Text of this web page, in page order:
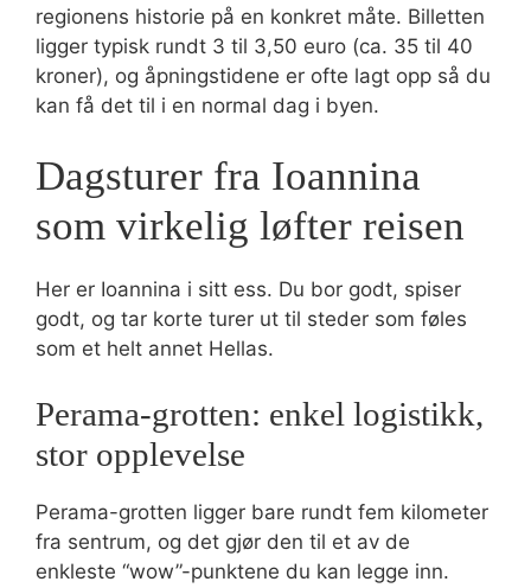
regionens historie på en konkret måte. Billetten
ligger typisk rundt 3 til 3,50 euro (ca. 35 til 40
kroner), og åpningstidene er ofte lagt opp så du
kan få det til i en normal dag i byen.
Dagsturer fra Ioannina
som virkelig løfter reisen
Her er Ioannina i sitt ess. Du bor godt, spiser
godt, og tar korte turer ut til steder som føles
som et helt annet Hellas.
Perama-grotten: enkel logistikk,
stor opplevelse
Perama-grotten ligger bare rundt fem kilometer
fra sentrum, og det gjør den til et av de
enkleste “wow”-punktene du kan legge inn.